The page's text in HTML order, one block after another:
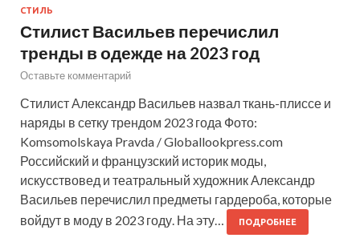
СТИЛЬ
Стилист Васильев перечислил
тренды в одежде на 2023 год
Оставьте комментарий
Стилист Александр Васильев назвал ткань-плиссе и
наряды в сетку трендом 2023 года Фото:
Komsomolskaya Pravda / Globallookpress.com
Российский и французский историк моды,
искусствовед и театральный художник Александр
Васильев перечислил предметы гардероба, которые
войдут в моду в 2023 году. На эту…
ПОДРОБНЕЕ